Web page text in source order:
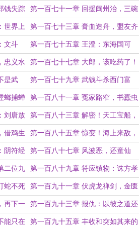
抓我呀！
钱失踪 第一百七十一章 回援闽州治，三碗
不过岗（求票求订）
世界上 第一百七十三章 膏血造舟，盟友齐
聚（求订求票）
文斗 第一百七十五章 王澄：东海国可
亡，天下不可亡！
忠义水 第一百七十七章 大郎，该吃药了！
（求订求票）
是武 第一百七十九章 武钱斗杀西门富
贵！（求票）
螂捕蝉 第一百八十一章 冤家路窄，书蠹虫
鸣
刘唐放 第一百八十三章 解密！天工宝船，
六天故气！（求票求追）
借鸡生 第一百八十五章 惊变！海上来敌，
九天玄女
阴符经 第一百八十七章 风波恶，还童仙
（求票）
二位九 第一百八十九章 符应镇物：诛方孝
孺十族诏（假）
蛇不死 第一百九十一章 伏虎龙禅剑，金匮
房中术（求票）
再下一 第一百九十三章 报仇：以彼之道还
施彼身（求票）
能只在 第一百九十五章 丰收和突如其来的